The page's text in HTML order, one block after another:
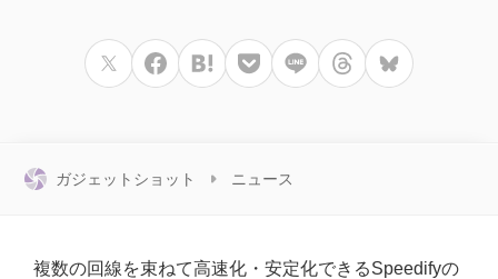
ガジェットショット ニュース
複数の回線を束ねて高速化・安定化できるSpeedifyの